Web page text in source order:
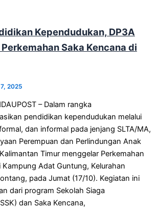
Kependudukan, DP3A
Saka Kencana di
2025
– Dalam rangka
pendidikan kependudukan melalui
dan informal pada jenjang SLTA/MA,
Perempuan dan Perlindungan Anak
Timur menggelar Perkemahan
Kampung Adat Guntung, Kelurahan
pada Jumat (17/10). Kegiatan ini
dari program Sekolah Siaga
dan Saka Kencana,